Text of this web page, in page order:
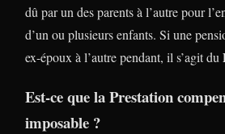
dû par un des parents à l’autre pour
d’un ou plusieurs enfants. Si une
ex-époux à l’autre pendant, il s’agit du
Est-ce que la Prestation
imposable ?